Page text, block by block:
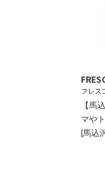
フレス
【馬
マや
[馬込